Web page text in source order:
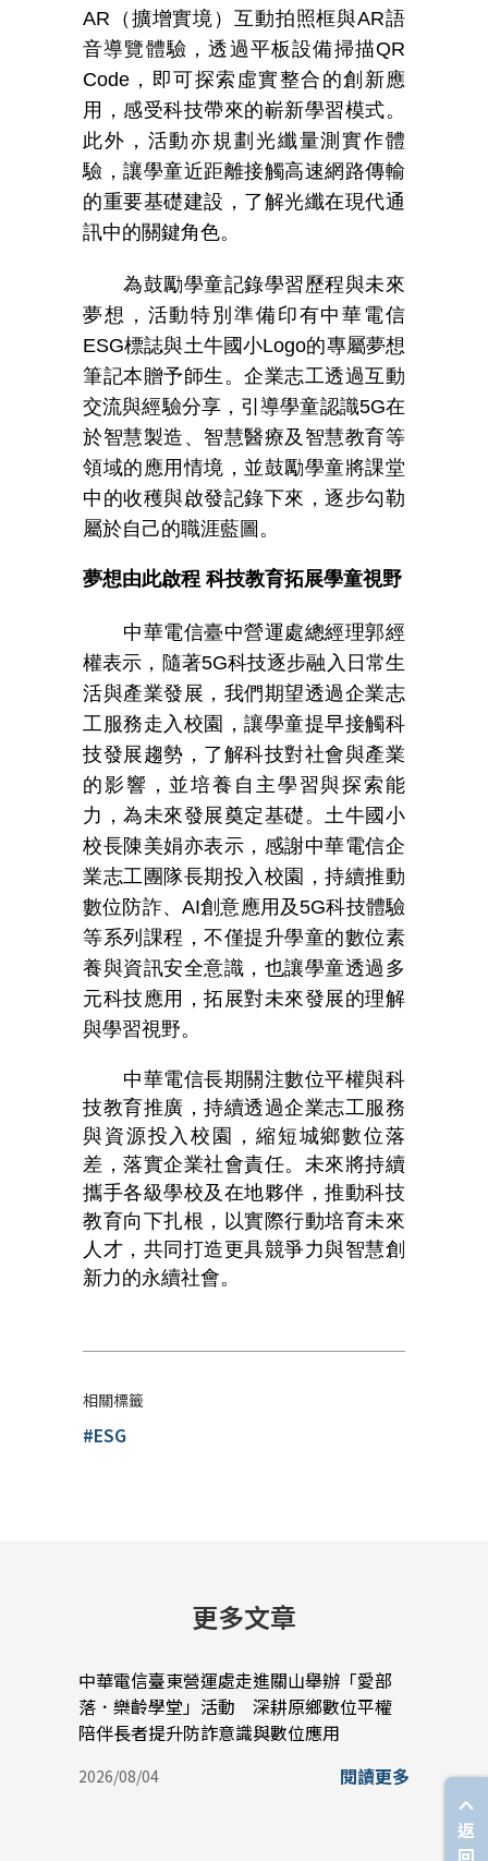
AR （擴增實境）互動拍照框與AR語
音導覽體驗，透過平板設備掃描QR
Code ，即可探索虛實整合的創新應
用，感受科技帶來的嶄新學習模式。
此外，活動亦規劃光纖量測實作體
驗，讓學童近距離接觸高速網路傳輸
的重要基礎建設，了解光纖在現代通
訊中的關鍵角色。
為鼓勵學童記錄學習歷程與未來
夢想，活動特別準備印有中華電信
ESG標誌與土牛國小Logo的專屬夢想
筆記本贈予師生。企業志工透過互動
交流與經驗分享，引導學童認識5G在
於智慧製造、智慧醫療及智慧教育等
領域的應用情境，並鼓勵學童將課堂
中的收穫與啟發記錄下來，逐步勾勒
屬於自己的職涯藍圖。
夢想由此啟程 科技教育拓展學童視野
中華電信臺中營運處總經理郭經
權表示，隨著5G科技逐步融入日常生
活與產業發展，我們期望透過企業志
工服務走入校園，讓學童提早接觸科
技發展趨勢，了解科技對社會與產業
的影響，並培養自主學習與探索能
力，為未來發展奠定基礎。土牛國小
校長陳美娟亦表示，感謝中華電信企
業志工團隊長期投入校園，持續推動
數位防詐、 AI創意應用及5G科技體驗
等系列課程，不僅提升學童的數位素
養與資訊安全意識，也讓學童透過多
元科技應用，拓展對未來發展的理解
與學習視野。
中華電信長期關注數位平權與科
技教育推廣，持續透過企業志工服務
與資源投入校園，縮短城鄉數位落
差，落實企業社會責任。未來將持續
攜手各級學校及在地夥伴，推動科技
教育向下扎根，以實際行動培育未來
人才，共同打造更具競爭力與智慧創
新力的永續社會。
相關標籤
#ESG
更多文章
中華電信臺東營運處走進關山舉辦「愛部
落．樂齡學堂」活動 深耕原鄉數位平權
陪伴長者提升防詐意識與數位應用
2026/08/04 閱讀更多 2026/
返
回